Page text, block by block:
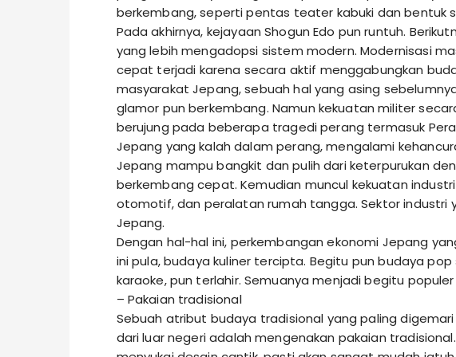
berkembang, seperti pentas teater kabuki dan bentuk
Pada akhirnya, kejayaan Shogun Edo pun runtuh.
yang lebih mengadopsi sistem modern. Modernisasi
cepat terjadi karena secara aktif menggabungkan
masyarakat Jepang, sebuah hal yang asing
glamor pun berkembang. Namun kekuatan militer
berujung pada beberapa tragedi perang termasuk
Jepang yang kalah dalam perang, mengalami
Jepang mampu bangkit dan pulih dari keterpurukan
berkembang cepat. Kemudian muncul kekuatan
otomotif, dan peralatan rumah tangga. Sektor industri
Jepang.
Dengan hal-hal ini, perkembangan ekonomi Jepang
ini pula, budaya kuliner tercipta. Begitu pun budaya
karaoke, pun terlahir. Semuanya menjadi begitu populer
– Pakaian tradisional
Sebuah atribut budaya tradisional yang paling
dari luar negeri adalah mengenakan pakaian